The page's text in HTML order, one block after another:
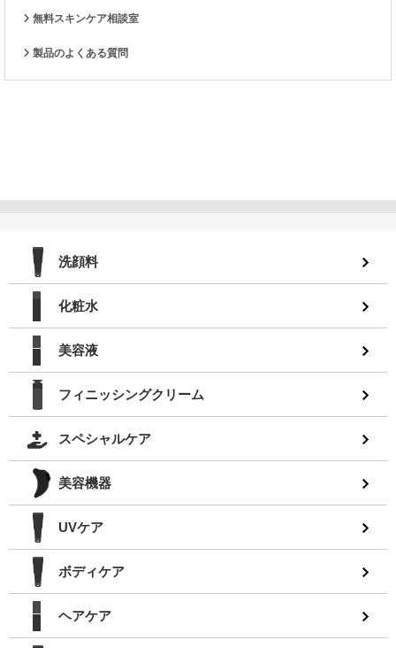
無料スキンケア相談室
製品のよくある質問
洗顔料
化粧水
美容液
フィニッシングクリーム
スペシャルケア
美容機器
UVケア
ボディケア
ヘアケア